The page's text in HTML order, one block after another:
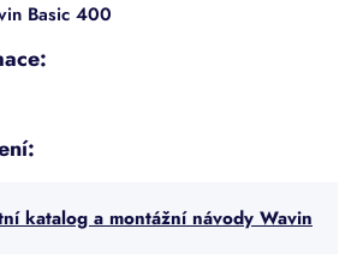
Basic 400
katalog a montážní návody Wavin